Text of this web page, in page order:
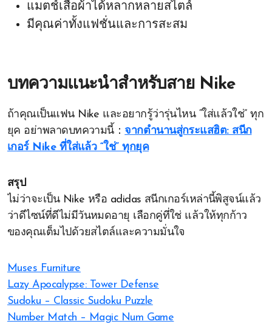
แมตช์เสื้อผ้าได้หลากหลายสไตล์
มีคุณค่าทั้งแฟชั่นและการสะสม
บทความแนะนำสำหรับสาย Nike
ถ้าคุณเป็นแฟน Nike และอยากรู้ว่ารุ่นไหน “ใส่แล้วใช่” ทุก
ยุค อย่าพลาดบทความนี้：จากตำนานสู่กระแสฮิต: สนีก
เกอร์ Nike ที่ใส่แล้ว “ใช่” ทุกยุค
สรุป
ไม่ว่าจะเป็น Nike หรือ adidas สนีกเกอร์เหล่านี้พิสูจน์แล้ว
ว่าดีไซน์ที่ดีไม่มีวันหมดอายุ เลือกคู่ที่ใช่ แล้วให้ทุกก้าว
ของคุณเต็มไปด้วยสไตล์และความมั่นใจ
Muses Furniture
Lazy Apocalypse: Tower Defense
Sudoku – Classic Sudoku Puzzle
Number Match – Magic Num Game